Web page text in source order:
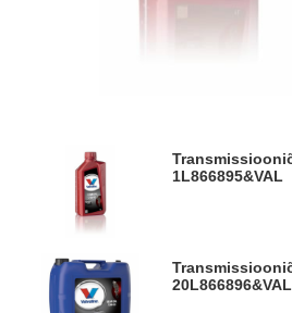
Transmissiooniõli Gear Oil 75W80
1L866895&VAL
Transmissiooniõli Gear Oil 75W80
20L866896&VAL